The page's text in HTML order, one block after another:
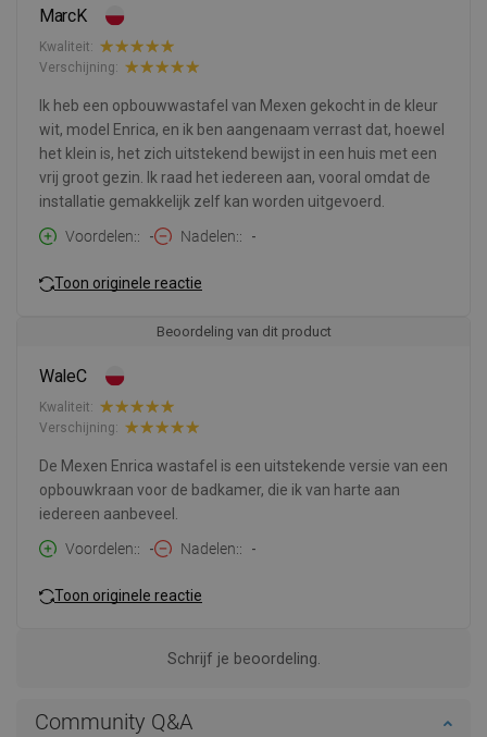
MarcK
Kwaliteit:
Verschijning:
Ik heb een opbouwwastafel van Mexen gekocht in de kleur
wit, model Enrica, en ik ben aangenaam verrast dat, hoewel
het klein is, het zich uitstekend bewijst in een huis met een
vrij groot gezin. Ik raad het iedereen aan, vooral omdat de
installatie gemakkelijk zelf kan worden uitgevoerd.
Voordelen:
- Nadelen: -
Toon originele reactie
Beoordeling van dit product
WaleC
Kwaliteit:
Verschijning:
De Mexen Enrica wastafel is een uitstekende versie van een
opbouwkraan voor de badkamer, die ik van harte aan
iedereen aanbeveel.
Voordelen:
- Nadelen: -
Toon originele reactie
Schrijf je beoordeling.
Community Q&A